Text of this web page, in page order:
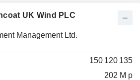
UK Wind PLC
Management Ltd.
150 120 135
202 M p